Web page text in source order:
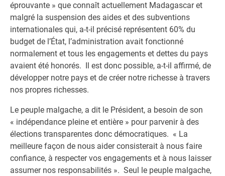
éprouvante » que connaît actuellement Madagascar et
malgré la suspension des aides et des subventions
internationales qui, a-t-il précisé représentent 60% du
budget de l’État, l’administration avait fonctionné
normalement et tous les engagements et dettes du pays
avaient été honorés. Il est donc possible, a-t-il affirmé, de
développer notre pays et de créer notre richesse à travers
nos propres richesses.
Le peuple malgache, a dit le Président, a besoin de son
« indépendance pleine et entière » pour parvenir à des
élections transparentes donc démocratiques. « La
meilleure façon de nous aider consisterait à nous faire
confiance, à respecter vos engagements et à nous laisser
assumer nos responsabilités ». Seul le peuple malgache,